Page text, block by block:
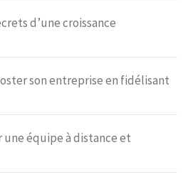
d’une croissance
son entreprise en fidélisant
équipe à distance et